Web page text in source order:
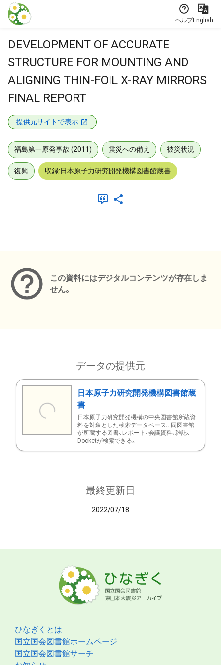
本文に飛ぶ
ヘルプEnglish
DEVELOPMENT OF ACCURATE
STRUCTURE FOR MOUNTING AND
ALIGNING THIN-FOIL X-RAY MIRRORS
FINAL REPORT
提供元サイトで表示
福島第一原発事故 (2011) 震災への備え 被災状況
復興 収録:日本原子力研究開発機構図書館蔵書
この資料にはデジタルコンテンツが存在しま
せん。
データの提供元
日本原子力研究開発機構図書館蔵
書
日本原子力研究開発機構の中央図書館所蔵資
料を対象とした検索データベース。同図書館
が所蔵する図書、レポート、会議資料、雑誌、
Docketが検索できる。
最終更新日
2022/07/18
ひなぎくとは
国立国会図書館ホームページ
国立国会図書館サーチ